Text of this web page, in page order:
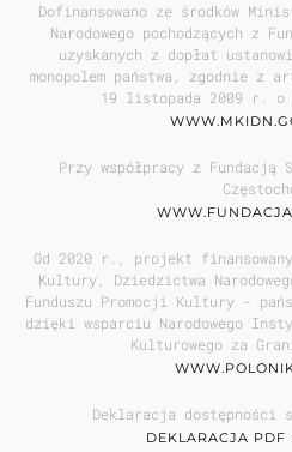
Dofinansowano ze środków
Narodowego pochodzących z
uzyskanych z dopłat
monopolem państwa, zgodnie
19 listopada 2009 r. o
Przy współpracy z Fundacją
Od 2020 r., projekt
Kultury, Dziedzictwa
Funduszu Promocji Kultury -
dzięki wsparciu Narodowego
Kulturowego za
Deklaracja dostępności
DEKLARACJA PDF